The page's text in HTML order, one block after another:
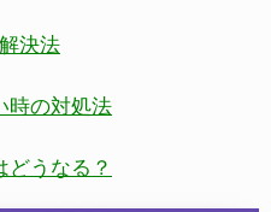
決法
時の対処法
どうなる？